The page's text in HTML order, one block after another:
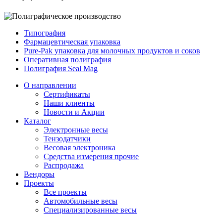
Типография
Фармацевтическая упаковка
Pure-Pak упаковка для молочных продуктов и соков
Оперативная полиграфия
Полиграфия Seal Mag
О направлении
Сертификаты
Наши клиенты
Новости и Акции
Каталог
Электронные весы
Тензодатчики
Весовая электроника
Средства измерения прочие
Распродажа
Вендоры
Проекты
Все проекты
Автомобильные весы
Специализированные весы